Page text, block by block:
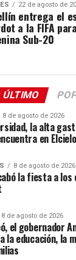
22 de agosto de
entrega el
a la FIFA
Sub-20
ÚLTIMO
8 de agosto de 2026
la alta
en Elcielo
8 de agosto de 2026
la fiesta a
8 de agosto de 2026
el gobernador
la educación, la